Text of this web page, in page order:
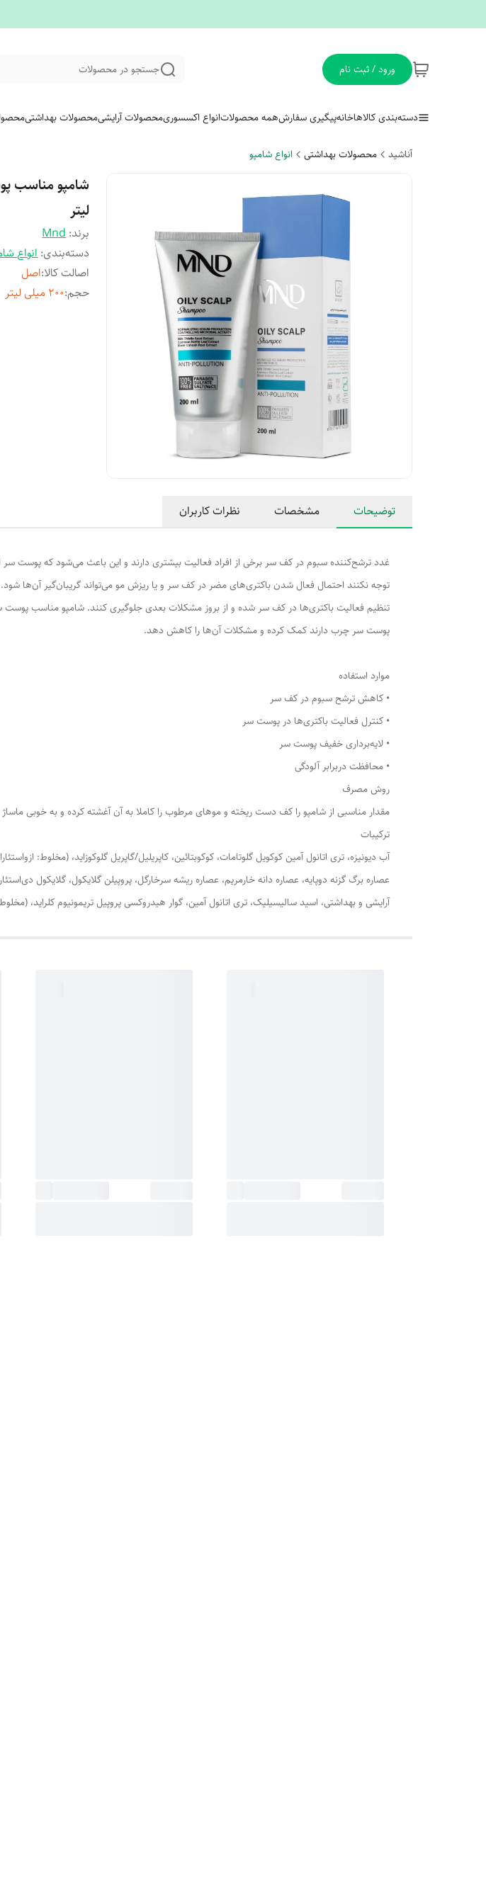
ورود / ثبت نام جستجو در محصولات
دسته‌بندی کالاهاخانهپیگیری سفارشهمه محصولاتانواع اکسسوریمحصولات آرایشیمحصولات بهداشتی
آناشید محصولات بهداشتی انواع شامپو
لیتر
برند:Mnd
دسته‌بندی:انواع
اصالت کالا:اصل
حجم:۲۰۰ میلی لیتر
توضیحات مشخصات نظرات کاربران
غدد ترشح‌کننده سبوم در کف سر برخی از افراد فعالیت بیشتری دارند و این باعث می‌شود که پوست
توجه نکنند احتمال فعال شدن باکتری‌های مضر در کف سر و یا ریزش مو می‌تواند گریبان‌گیر
تنظیم فعالیت باکتری‌ها در کف سر شده و از بروز مشکلات بعدی جلوگیری کنند. شامپو مناسب
پوست سر چرب دارند کمک کرده و مشکلات آن‌ها را کاهش دهد.
موارد استفاده
• کاهش ترشح سبوم در کف سر
• کنترل فعالیت باکتری‌ها در پوست سر
• لایه‌برداری خفیف پوست سر
• محافظت دربرابر آلودگی
روش مصرف
مقدار مناسبی از شامپو را کف دست ریخته و موهای مرطوب را کاملا به آن آغشته کرده و به خوبی ماساژ دهید. پس از 3 الی 5 دقیقه موهای خود را
ترکیبات
آب دیونیزه، تری اتانول آمین کوکویل گلوتامات، کوکوبتائین، کاپریلیل/گاپریل گلوکوزاید، (مخلوط:
آرایشی و بهداشتی، اسید سالیسیلیک، تری اتانول آمین، گوار هیدروکسی پروپیل تریمونیوم کلراید، (مخلوط: